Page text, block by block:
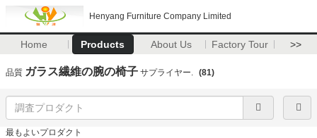
Henyang Furniture Company Limited
Home Products About Us Factory Tour >>
品質 ガラス繊維の腕の椅子 サプライヤー. (81)
最もよいプロダクト